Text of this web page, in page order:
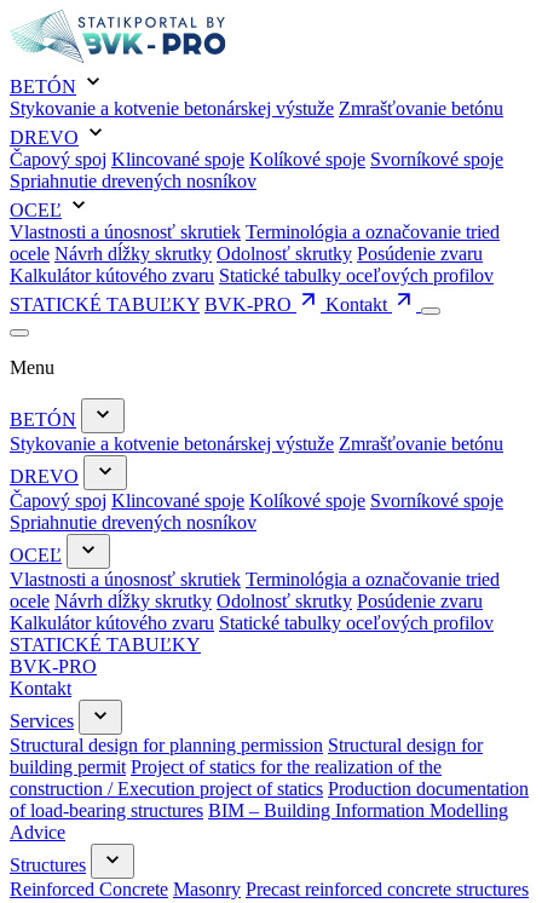
BETÓN
Stykovanie a kotvenie betonárskej výstuže Zmrašťovanie betónu
DREVO
Čapový spoj Klincované spoje Kolíkové spoje Svorníkové spoje
Spriahnutie drevených nosníkov
OCEĽ
Vlastnosti a únosnosť skrutiek Terminológia a označovanie tried
ocele Návrh dĺžky skrutky Odolnosť skrutky Posúdenie zvaru
Kalkulátor kútového zvaru Statické tabulky oceľových profilov
STATICKÉ TABUĽKY BVK-PRO Kontakt
Menu
BETÓN
Stykovanie a kotvenie betonárskej výstuže Zmrašťovanie betónu
DREVO
Čapový spoj Klincované spoje Kolíkové spoje Svorníkové spoje
Spriahnutie drevených nosníkov
OCEĽ
Vlastnosti a únosnosť skrutiek Terminológia a označovanie tried
ocele Návrh dĺžky skrutky Odolnosť skrutky Posúdenie zvaru
Kalkulátor kútového zvaru Statické tabulky oceľových profilov
STATICKÉ TABUĽKY
BVK-PRO
Kontakt
Services
Structural design for planning permission Structural design for
building permit Project of statics for the realization of the
construction / Execution project of statics Production documentation
of load-bearing structures BIM – Building Information Modelling
Advice
Structures
Reinforced Concrete Masonry Precast reinforced concrete structures